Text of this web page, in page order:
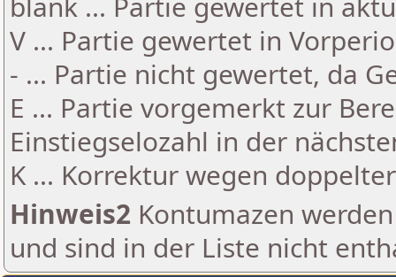
V ... Partie gewertet in
- ... Partie nicht gewertet, da
E ... Partie vorgemerkt zur
Einstiegselozahl in der
K ... Korrektur wegen
Hinweis2 Kontumazen
und sind in der Liste nicht